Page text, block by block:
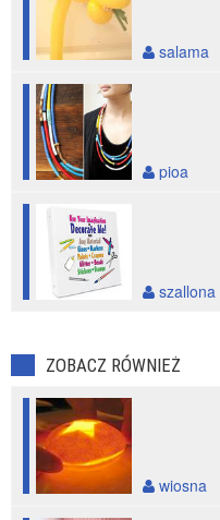
salama
pioa
szallona
ZOBACZ RÓWNIEŻ
wiosna